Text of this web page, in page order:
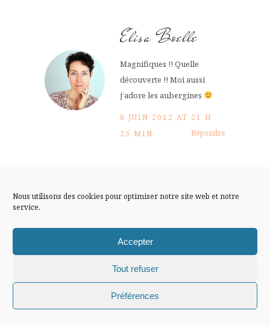
Nous utilisons des cookies pour optimiser notre site web et notre
service.
Accepter
Tout refuser
Préférences
Elisa Boelle
Magnifiques !! Quelle
découverte !! Moi aussi
j’adore les aubergines
8 JUIN 2012 AT 21 H
25 MIN
Répondre
Sylvie, enfin moi
Suivre sur Instagram